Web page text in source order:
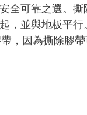
全可靠之選。撕
，並與地板平行
，因為撕除膠